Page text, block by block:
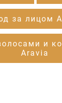
за лицом
и
Aravia